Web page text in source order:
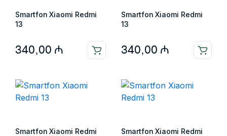
Smartfon Xiaomi Redmi
13
340,00 ₼
Smartfon Xiaomi Redmi
13
340,00 ₼
Smartfon Xiaomi Redmi
Smartfon Xiaomi Redmi